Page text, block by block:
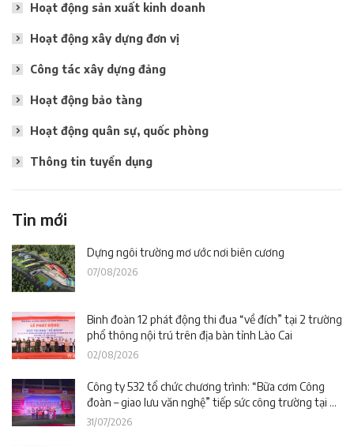
Hoạt động sản xuất kinh doanh
Hoạt động xây dựng đơn vị
Công tác xây dựng đảng
Hoạt động bảo tàng
Hoạt động quân sự, quốc phòng
Thông tin tuyển dụng
Tin mới
Dựng ngôi trường mơ ước nơi biên cương
07/08/2026
Binh đoàn 12 phát động thi đua “về đích” tại 2 trường
phổ thông nội trú trên địa bàn tỉnh Lào Cai
02/08/2026
Công ty 532 tổ chức chương trình: “Bữa cơm Công
đoàn – giao lưu văn nghệ” tiếp sức công trường tại dự
án Trường phổ thông nội trú liên cấp La Êê (TP. Đà
31/07/2026